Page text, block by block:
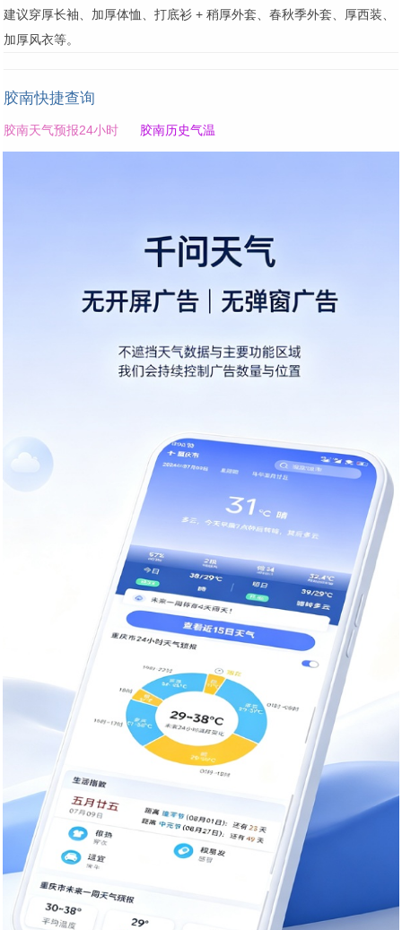
建议穿厚长袖、加厚体恤、打底衫 + 稍厚外套、春秋季外套、厚西装、
加厚风衣等。
胶南快捷查询
胶南天气预报24小时 胶南历史气温